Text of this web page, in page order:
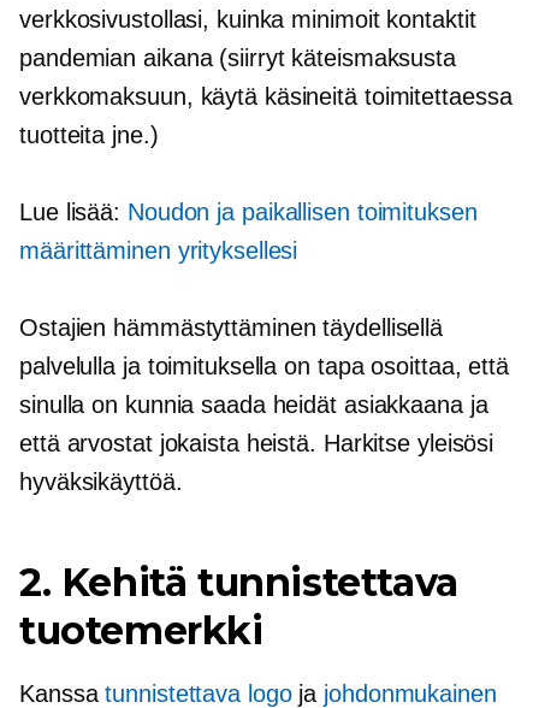
verkkosivustollasi, kuinka minimoit kontaktit
pandemian aikana (siirryt käteismaksusta
verkkomaksuun, käytä käsineitä toimitettaessa
tuotteita jne.)
Lue lisää: Noudon ja paikallisen toimituksen
määrittäminen yrityksellesi
Ostajien hämmästyttäminen täydellisellä
palvelulla ja toimituksella on tapa osoittaa, että
sinulla on kunnia saada heidät asiakkaana ja
että arvostat jokaista heistä. Harkitse yleisösi
hyväksikäyttöä.
2. Kehitä tunnistettava
tuotemerkki
Kanssatunnistettava logoja johdonmukainen